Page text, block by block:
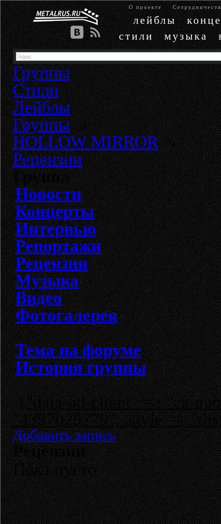
О проекте
лейблы
стили
музыка
Группы
Стили
Лейблы
Группы»
HOLLOW MIRROR»
Рецензии
Группа
Новости
Концерты
Интервью
Репортажи
Рецензии
Музыка
Видео
Фотогалерея
Тема на форуме
История группы
{"data-ad-client" => "ca-
"4397029779", :style =>
Добавить запись
Рецензии
Пока пусто